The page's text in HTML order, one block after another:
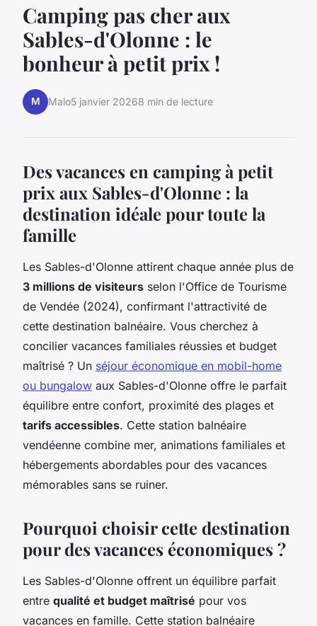
Camping pas cher aux
Sables-d'Olonne : le
bonheur à petit prix !
M Malo5 janvier 20268 min de lecture
Des vacances en camping à petit
prix aux Sables-d'Olonne : la
destination idéale pour toute la
famille
Les Sables-d'Olonne attirent chaque année plus de
3 millions de visiteurs selon l'Office de Tourisme
de Vendée (2024), confirmant l'attractivité de
cette destination balnéaire. Vous cherchez à
concilier vacances familiales réussies et budget
maîtrisé ? Un séjour économique en mobil-home
ou bungalow aux Sables-d'Olonne offre le parfait
équilibre entre confort, proximité des plages et
tarifs accessibles. Cette station balnéaire
vendéenne combine mer, animations familiales et
hébergements abordables pour des vacances
mémorables sans se ruiner.
Pourquoi choisir cette destination
pour des vacances économiques ?
Les Sables-d'Olonne offrent un équilibre parfait
entre qualité et budget maîtrisé pour vos
vacances en famille. Cette station balnéaire